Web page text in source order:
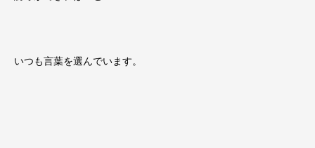
いつも言葉を選んでいます。